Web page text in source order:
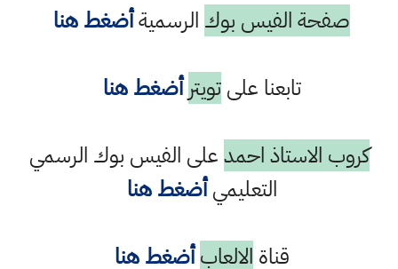
صفحة الفيس بوك الرسميةأضغط هنا
تابعنا علىتويتر أضغط هنا
كروب الاستاذ احمدعلى الفيس بوك الرسمي
التعليميأضغط هنا
قناة الالعاب أضغط هنا